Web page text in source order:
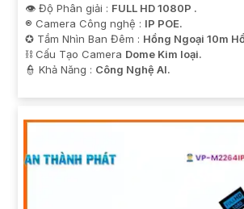
👁 Độ Phân giải : FULL HD 1080P .
®️ Camera Công nghệ : IP POE.
✪ Tầm Nhìn Ban Đêm : Hồng Ngoại 10m
⛓ Cấu Tạo Camera Dome Kim loại.
️👮 Khả Năng : Công Nghệ AI.